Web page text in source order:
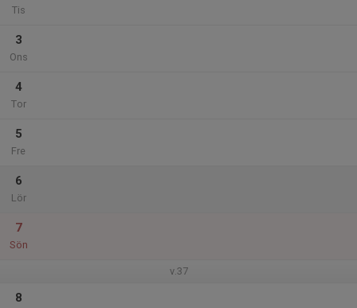
Tis
3
Ons
4
Tor
5
Fre
6
Lör
7
Sön
v.37
8